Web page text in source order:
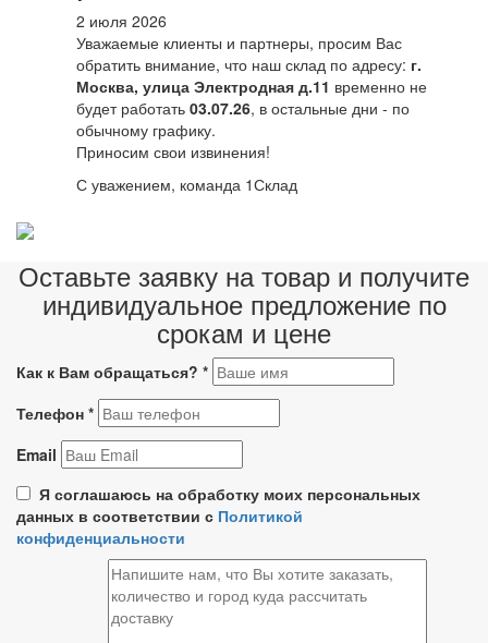
2 июля 2026
Уважаемые клиенты и партнеры, просим Вас
обратить внимание, что наш склад по адресу: г.
Москва, улица Электродная д.11 временно не
будет работать 03.07.26, в остальные дни - по
обычному графику.
Приносим свои извинения!
С уважением, команда 1Склад
Оставьте заявку на товар и получите
индивидуальное предложение по
срокам и цене
Как к Вам обращаться? *
Телефон *
Email
Я соглашаюсь на обработку моих персональных
данных в соответствии с Политикой
конфиденциальности